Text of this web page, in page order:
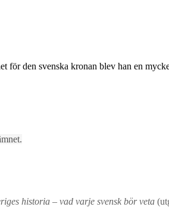
för den svenska kronan blev han en
historia – vad varje svensk bör veta